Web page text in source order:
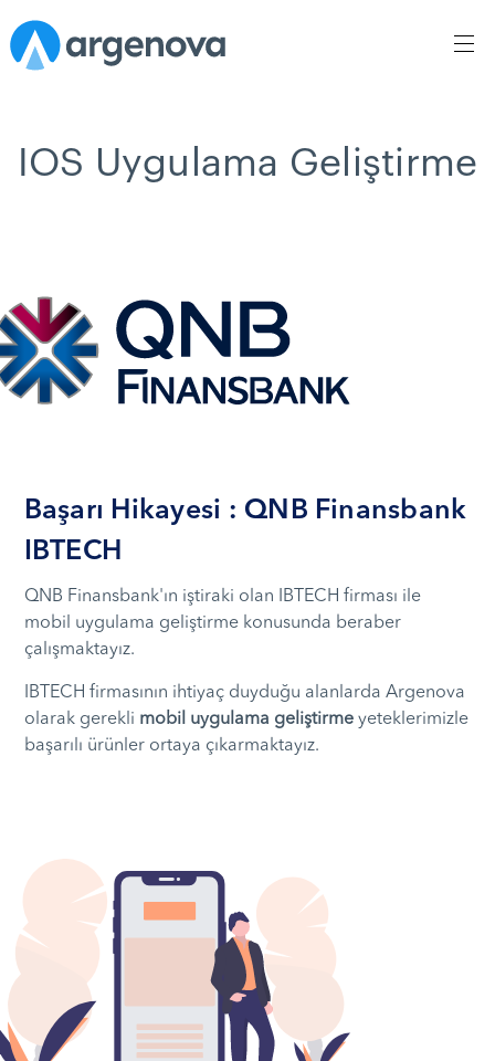
IOS Uygulama Geliştirme
Başarı Hikayesi : QNB Finansbank
IBTECH
QNB Finansbank'ın iştiraki olan IBTECH firması ile
mobil uygulama geliştirme konusunda beraber
çalışmaktayız.
IBTECH firmasının ihtiyaç duyduğu alanlarda Argenova
olarak gerekli mobil uygulama geliştirmeyeteklerimizle
başarılı ürünler ortaya çıkarmaktayız.